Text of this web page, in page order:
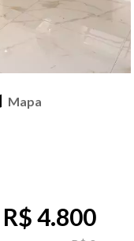
Mapa
R$ 4.800